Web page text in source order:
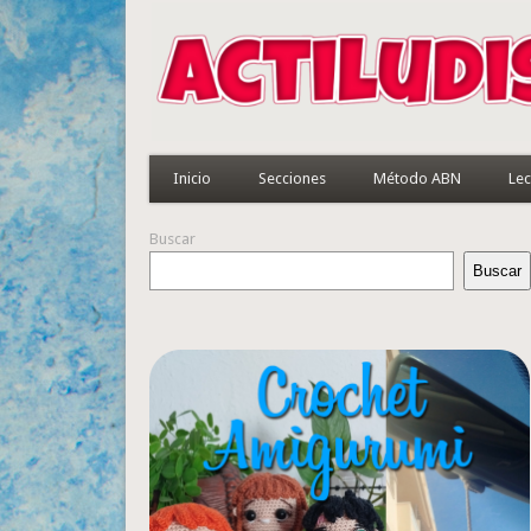
Inicio Secciones Método ABN
Buscar
Buscar